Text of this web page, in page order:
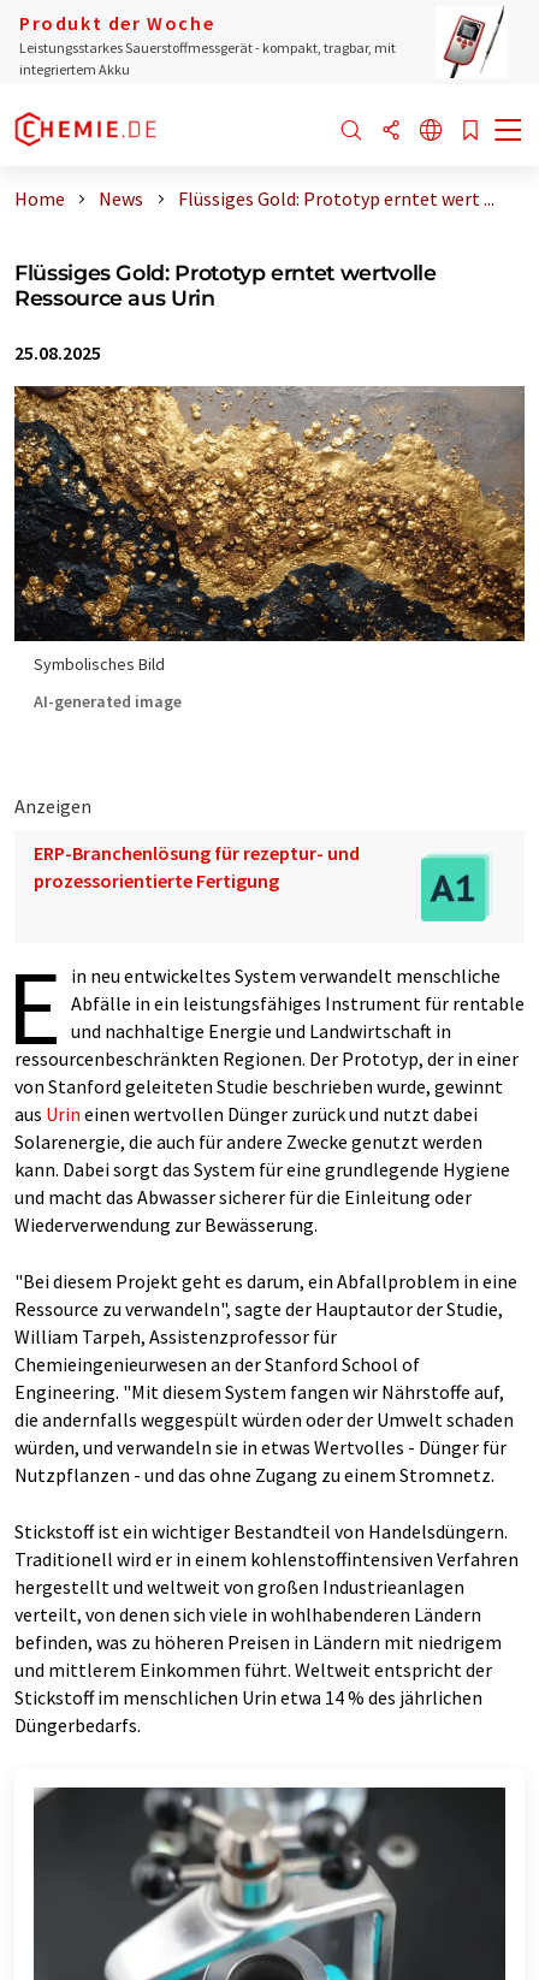
Produkt der Woche
Leistungsstarkes Sauerstoffmessgerät - kompakt, tragbar, mit
integriertem Akku
Home News Flüssiges Gold: Prototyp erntet wert ...
Flüssiges Gold: Prototyp erntet wertvolle
Ressource aus Urin
25.08.2025
Symbolisches Bild
AI-generated image
Anzeigen
ERP-Branchenlösung für rezeptur- und
prozessorientierte Fertigung
E
in neu entwickeltes System verwandelt menschliche
Abfälle in ein leistungsfähiges Instrument für rentable
und nachhaltige Energie und Landwirtschaft in
ressourcenbeschränkten Regionen. Der Prototyp, der in einer
von Stanford geleiteten Studie beschrieben wurde, gewinnt
aus Urin einen wertvollen Dünger zurück und nutzt dabei
Solarenergie, die auch für andere Zwecke genutzt werden
kann. Dabei sorgt das System für eine grundlegende Hygiene
und macht das Abwasser sicherer für die Einleitung oder
Wiederverwendung zur Bewässerung.
"Bei diesem Projekt geht es darum, ein Abfallproblem in eine
Ressource zu verwandeln", sagte der Hauptautor der Studie,
William Tarpeh, Assistenzprofessor für
Chemieingenieurwesen an der Stanford School of
Engineering. "Mit diesem System fangen wir Nährstoffe auf,
die andernfalls weggespült würden oder der Umwelt schaden
würden, und verwandeln sie in etwas Wertvolles - Dünger für
Nutzpflanzen - und das ohne Zugang zu einem Stromnetz.
Stickstoff ist ein wichtiger Bestandteil von Handelsdüngern.
Traditionell wird er in einem kohlenstoffintensiven Verfahren
hergestellt und weltweit von großen Industrieanlagen
verteilt, von denen sich viele in wohlhabenderen Ländern
befinden, was zu höheren Preisen in Ländern mit niedrigem
und mittlerem Einkommen führt. Weltweit entspricht der
Stickstoff im menschlichen Urin etwa 14 % des jährlichen
Düngerbedarfs.